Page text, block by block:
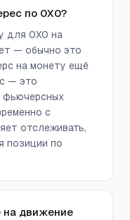
по 0X0?
для 0X0 на
— обычно это
на монету ещё
— это
фьючерсных
с
отслеживать,
позиции по
на движение